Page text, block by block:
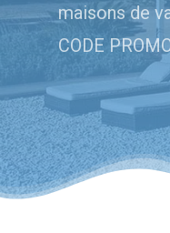
maisons de
CODE